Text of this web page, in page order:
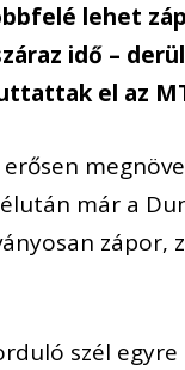
lehet
idő –
el az
már a
zápor,
szél